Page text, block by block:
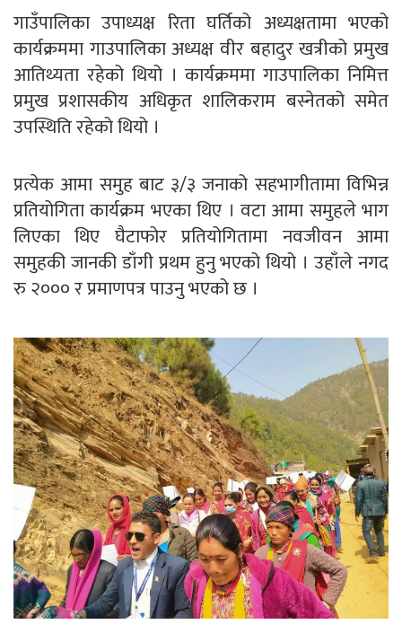
गाउँपालिका उपाध्यक्ष रिता घर्तिको अध्यक्षतामा भएको
कार्यक्रममा गाउपालिका अध्यक्ष वीर बहादुर खत्रीको प्रमुख
आतिथ्यता रहेको थियो । कार्यक्रममा गाउपालिका निमित्त
प्रमुख प्रशासकीय अधिकृत शालिकराम बस्नेतको समेत
उपस्थिति रहेको थियो ।
प्रत्येक आमा समुह बाट ३/३ जनाको सहभागीतामा विभिन्न
प्रतियोगिता कार्यक्रम भएका थिए । वटा आमा समुहले भाग
लिएका थिए घैटाफोर प्रतियोगितामा नवजीवन आमा
समुहकी जानकी डाँगी प्रथम हुनु भएको थियो । उहाँले नगद
रु २००० र प्रमाणपत्र पाउनु भएको छ ।